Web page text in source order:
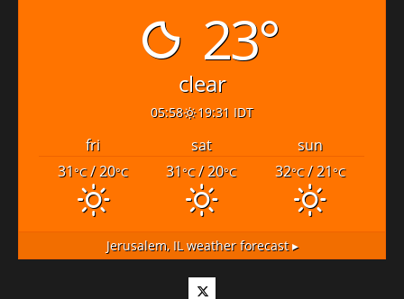
23°
clear
05:58 19:31 IDT
fri sat
sun
31°C/ 20°C 31°C/ 20°C 32°C/ 21°C
Jerusalem, ILweather forecast ▸
Twitter